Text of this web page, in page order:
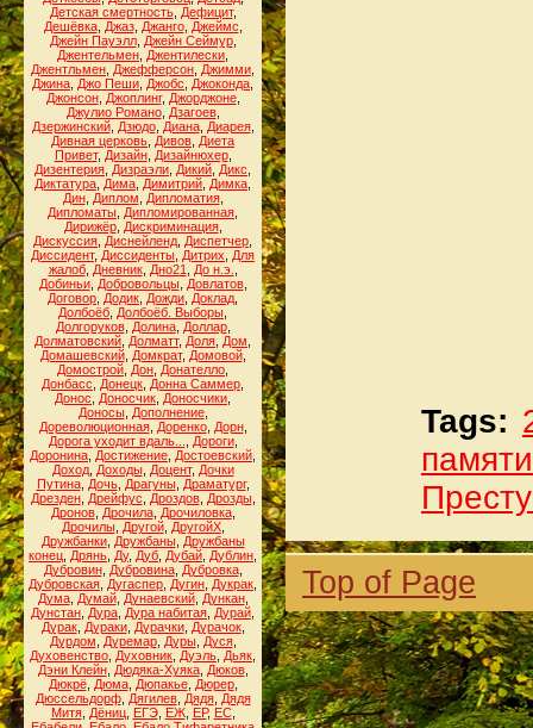
Детская смертность, Дефицит,
Дешёвка, Джаз, Джанго, Джеймс
Джейн Пауэлл, Джейн Сеймур,
Джентельмен Джентилески
Джентльмен Джефферсон Джимми
Джина Джо Пеши Джобс Джоконда
Джонсон, Джоплинг, Джорджоне,
Джулио Романо, Дзагоев,
Дзержинский, Дзюдо, Диана, Диарея,
Дивная церковь Дивов Диета
Привет, Дизайн, Дизайнюхер,
Дизентерия Дизраэли Дикий Дикс
Диктатура Дима Димитрий Димка
Дин, Диплом Дипломатия,
Дипломаты Дипломированная
Дирижёр, Дискриминация,
Дискуссия Диснейленд Диспетчер
Диссидент, Диссиденты Дитрих
Для
жалоб, Дневник, Дно21 До н.э.
Добиньи, Добровольцы, Довлатов,
Договор Додик Дожди Доклад
Долбоёб Долбоёб. Выборы
Долгоруков, Долина, Доллар,
Долматовский Долматт, Доля Дом
Домашевский, Домкрат, Домовой,
Домострой Дон Донателло
Донбасс
Донецк Донна Саммер
Донос
Доносчик Доносчики
Доносы, Дополнение,
Дореволюционная, Доренко, Дорн,
Дорога уходит вдаль...
Дороги,
Доронина Достижение Достоевский
Доход, Доходы, Доцент, Дочки
Путина, Дочь, Драгуны, Драматург,
Дрезден, Дрейфус Дроздов, Дрозды,
Дронов, Дрочила, Дрочиловка,
Дрочилы, Другой, ДругойХ,
Дружбанки, Дружбаны, Дружбаны
конец Дрянь Ду, Дуб Дубай Дублин
Дубровин, Дубровина, Дубровка,
Дубровская Дугаспер Дугин Дукрак
Дума, Думай, Дунаевский, Дункан,
Дунстан Дура Дура набитая Дурай
Дурак, Дураки, Дурачки, Дурачок,
Дурдом
Дуремар, Дуры, Дуся,
Духовенство Духовник Дуэль Дьяк
Дэни Клейн, Дюдяка-Хуяка, Дюков,
Дюкрё, Дюма, Дюпакье, Дюрер,
Дюссельдорф, Дягилев, Дядя, Дядя
Митя, Дёниц, ЕГЭ, ЕЖ, ЕР, ЕС,
Tags:
Top of Page